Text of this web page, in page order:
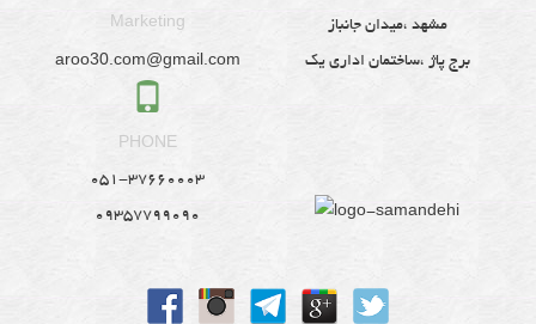
Marketing
aroo30.com@gmail.com
مشهد ،میدان جانباز
برج پاژ ،ساختمان اداری یک
PHONE
051-37660003
09357799090